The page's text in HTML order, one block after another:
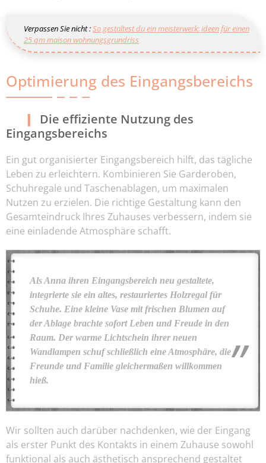
Verpassen Sie nicht :So gestaltest du ein meisterwerk: ideen für einen
25 qm maison wohnungsgrundriss
Optimierung des Eingangsbereichs
Die effiziente Nutzung des
Eingangsbereichs
Ein gut organisierter Eingangsbereich hilft, das tägliche
Leben zu erleichtern. Kombinieren Sie Garderoben,
Schuhregale und Taschenablagen, um maximalen
Nutzen zu erzielen. Die richtige Gestaltung kann den
Gesamteindruck Ihres Zuhauses verbessern, indem sie
eine einladende Atmosphäre schafft.
Als Anna ihren Eingangsbereich neu gestaltete,
integrierte sie ein altes, restauriertes Holzregal für
Schuhe. Eine kleine Vase mit frischen Blumen auf
der Ablage brachte sofort Leben und Freude in den
Raum. Der warme Lichtschein ihrer neuen
Wandlampen schuf schließlich eine Atmosphäre, die
Freunde und Familie gleichermaßen willkommen
hieß.
Wir sollten auch darüber nachdenken, wie der Eingang
als erster Punkt des Kontakts in einem Zuhause sowohl
funktional als auch ästhetisch ansprechend gestaltet